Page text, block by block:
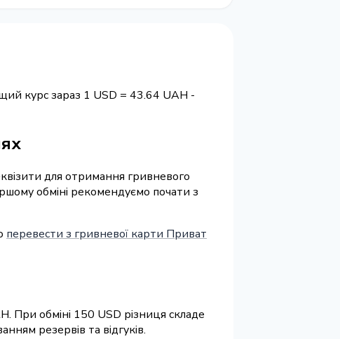
курс зараз 1 USD = 43.64 UAH -
для отримання гривневого
обміні рекомендуємо почати з
перевести з гривневої карти Приват
При обміні 150 USD різниця складе
резервів та відгуків.